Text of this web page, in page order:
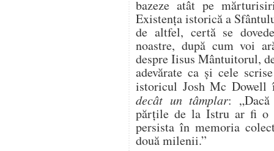
bazeze atât pe
Existenţa istorică a
de altfel, certă se
noastre, după cum voi
despre Iisus Mântuitorul,
adevărate ca şi cele
istoricul Josh Mc
decât un tâmplar:
părţile de la Istru ar fi o
persista în memoria
două milenii.”